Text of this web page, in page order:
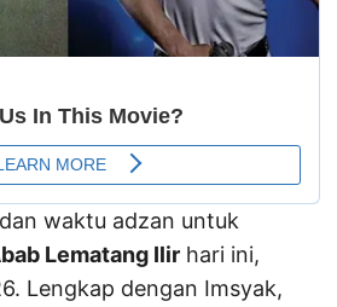
waktu adzan untuk
Lematang Ilir hari ini,
Lengkap dengan Imsyak,